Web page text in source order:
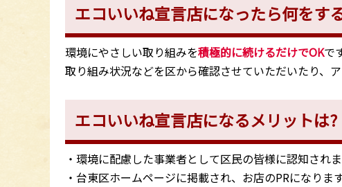
エコいいね宣言店になったら何をす
環境にやさしい取り組みを積極的に続けるだけでOKで
取り組み状況などを区から確認させていただいたり、
エコいいね宣言店になるメリットは?
・環境に配慮した事業者として区民の皆様に認知されま
・台東区ホームページに掲載され、お店のPRになります